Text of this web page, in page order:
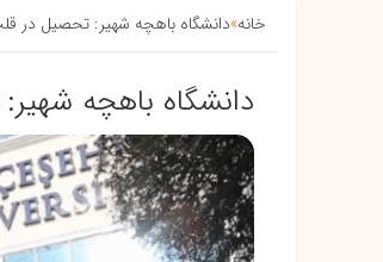
خانه»دانشگاه باهچه شهیر: تحصیل در
دانشگاه باهچه